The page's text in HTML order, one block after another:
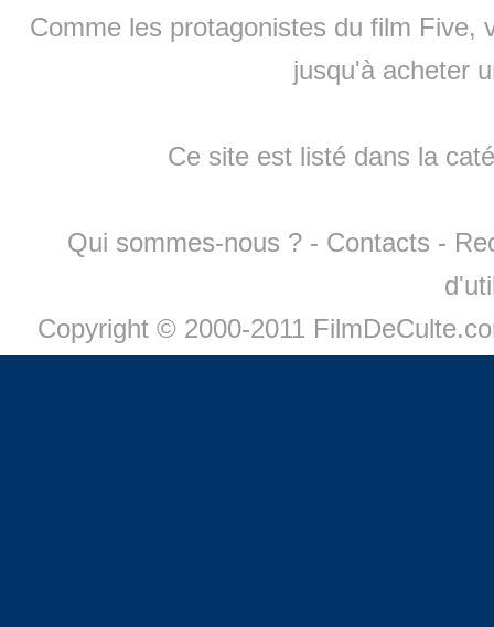
Comme les protagonistes du film Five,
jusqu'à acheter
Ce site est listé dans la
Qui sommes-nous ? - Contacts -
Copyright © 2000-2011